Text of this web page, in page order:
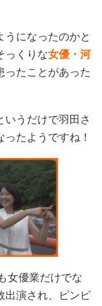
になったのかと
っくりな女優・河
ったことがあった
うだけで羽田さ
たようですね！
女優業だけでな
出演され、ピンピ